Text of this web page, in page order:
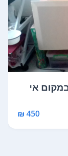
אי
450 ₪